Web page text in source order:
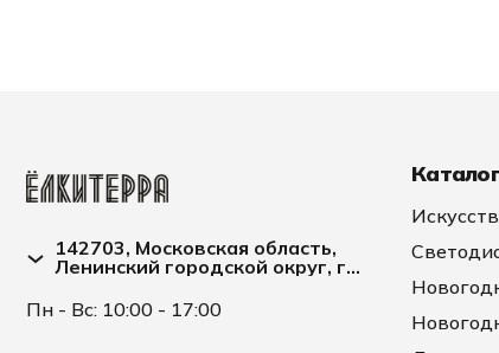
142703, Московская область,
Ленинский городской округ, г
Пн - Вс: 10:00 - 17:00
Каталог